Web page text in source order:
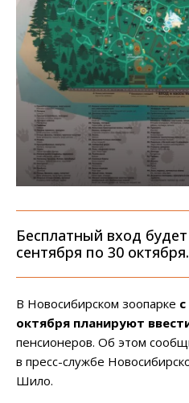
Бесплатный вход
сентября по 30 октября.
В Новосибирском зоопарке
октября планируют
пенсионеров. Об этом
в пресс-службе
Шило.